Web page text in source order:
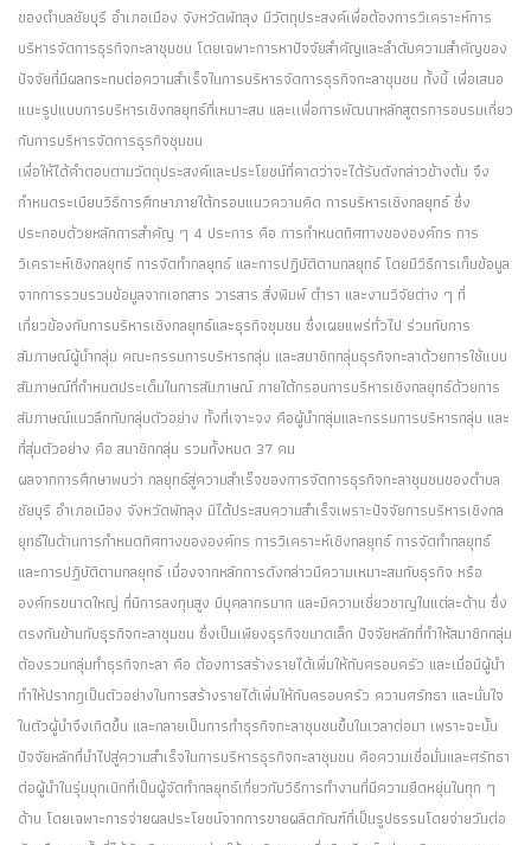
ของตำบลชัยบุรี อำเภอเมือง จังหวัดพัทลุง มีวัตถุประสงค์เพื่อต้องการวิเคราะห์การ
บริหารจัดการธุรกิจกะลาชุมชน โดยเฉพาะการหาปัจจัยสำคัญและลำดับความสำคัญของ
ปัจจัยที่มีผลกระทบต่อความสำเร็จในการบริหารจัดการธุรกิจกะลาชุมชน ทั้งนี้ เพื่อเสนอ
แนะรูปแบบการบริหารเชิงกลยุทธ์ที่เหมาะสม และเเพื่อการพัฒนาหลักสูตรการอบรมเกี่ยว
กับการบริหารจัดการธุรกิจชุมชน
เพื่อให้ได้คำตอบตามวัตถุประสงค์และประโยชน์ที่คาดว่าจะได้รับดังกล่าวข้างต้น จึง
กำหนดระเบียบวิธีการศึกษาภายใต้กรอบแนวความคิด การบริหารเชิงกลยุทธ์ ซึ่ง
ประกอบด้วยหลักการสำคัญ ๆ 4 ประการ คือ การกำหนดทิศทางขององค์กร การ
วิเคราะห์เชิงกลยุทธ์ การจัดทำกลยุทธ์ และการปฏิบัติตามกลยุทธ์ โดยมีวิธีการเก็บข้อมูล
จากการรวบรวมข้อมูลจากเอกสาร วารสาร สิ่งพิมพ์ ตำรา และงานวิจัยต่าง ๆ ที่
เกี่ยวข้องกับการบริหารเชิงกลยุทธ์และธุรกิจชุมชน ซึ่งเผยแพร่ทั่วไป ร่วมกับการ
สัมภาษณ์ผู้นำกลุ่ม คณะกรรมการบริหารกลุ่ม และสมาชิกกลุ่มธุรกิจกะลาด้วยการใช้แบบ
สัมภาษณ์ที่กำหนดประเด็นในการสัมภาษณ์ ภายใต้กรอบการบริหารเชิงกลยุทธ์ด้วยการ
สัมภาษณ์แนวลึกกับกลุ่มตัวอย่าง ทั้งที่เจาะจง คือผู้นำกลุ่มและกรรมการบริหารกลุ่ม และ
ที่สุ่มตัวอย่าง คือ สมาชิกกลุ่ม รวมทั้งหมด 37 คน
ผลจากการศึกษาพบว่า กลยุทธ์สู่ความสำเร็จของการจัดการธุรกิจกะลาชุมชนของตำบล
ชัยบุรี อำเภอเมือง จังหวัดพัทลุง มิได้ประสบความสำเร็จเพราะปัจจัยการบริหารเชิงกล
ยุทธ์ในด้านการกำหนดทิศทางขององค์กร การวิเคราะห์เชิงกลยุทธ์ การจัดทำกลยุทธ์
และการปฏิบัติตามกลยุทธ์ เนื่องจากหลักการดังกล่าวมีความเหมาะสมกับธุรกิจ หรือ
องค์กรขนาดใหญ่ ที่มีการลงทุนสูง มีบุคลากรมาก และมีความเชี่ยวชาญในแต่ละด้าน ซึ่ง
ตรงกันข้ามกับธุรกิจกะลาชุมชน ซึ่งเป็นเพียงธุรกิจขนาดเล็ก ปัจจัยหลักที่ทำให้สมาชิกกลุ่ม
ต้องรวมกลุ่มทำธุรกิจกะลา คือ ต้องการสร้างรายได้เพิ่มให้กับครอบครัว และเมื่อมีผู้นำ
ทำให้ปรากฎเป็นตัวอย่างในการสร้างรายได้เพิ่มให้กับครอบครัว ความศรัทธา และมั่นใจ
ในตัวผู้นำจึงเกิดขึ้น และกลายเป็นการทำธุรกิจกะลาชุมชนขึ้นในเวลาต่อมา เพราะฉะนั้น
ปัจจัยหลักที่นำไปสู่ความสำเร็จในการบริหารธุรกิจกะลาชุมชน คือความเชื่อมั่นและศรัทธา
ต่อผู้นำในรุ่นบุกเบิกที่เป็นผู้จัดทำกลยุทธ์เกี่ยวกับวิธีการทำงานที่มีความยืดหยุ่นในทุก ๆ
ด้าน โดยเฉพาะการจ่ายผลประโยชน์จากการขายผลิตภัณฑ์ที่เป็นรูปธรรมโดยจ่ายวันต่อ